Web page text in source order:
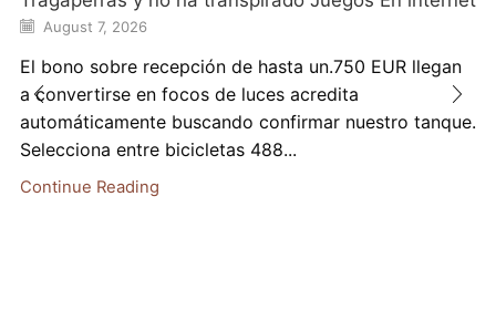
August 7, 2026
El bono sobre recepción de hasta un.750 EUR llegan
a convertirse en focos de luces acredita
automáticamente buscando confirmar nuestro tanque.
Selecciona entre bicicletas 488...
Continue Reading